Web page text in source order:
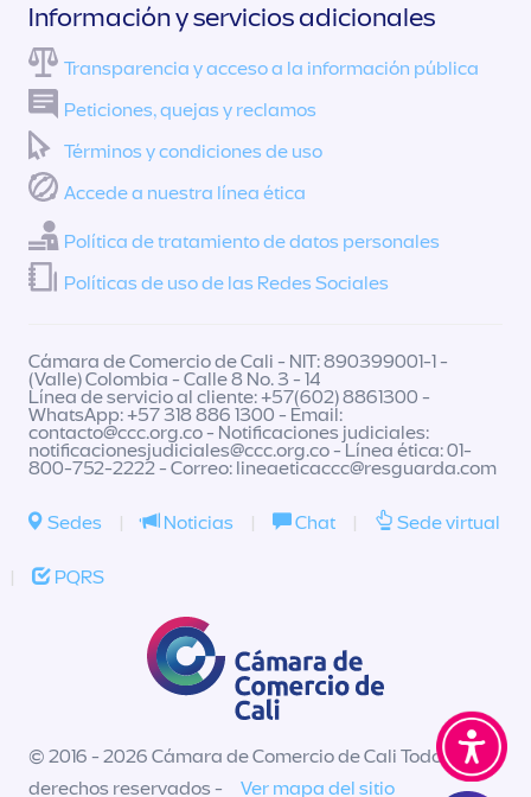
Información y servicios adicionales
Transparencia y acceso a la información pública
Peticiones, quejas y reclamos
Términos y condiciones de uso
Accede a nuestra línea ética
Política de tratamiento de datos personales
Políticas de uso de las Redes Sociales
Cámara de Comercio de Cali - NIT: 890399001-1 -
(Valle) Colombia - Calle 8 No. 3 - 14
Línea de servicio al cliente: +57(602) 8861300 -
WhatsApp: +57 318 886 1300 - Email:
contacto@ccc.org.co- Notificaciones judiciales:
notificacionesjudiciales@ccc.org.co- Línea ética: 01-
800-752-2222 - Correo: lineaeticaccc@resguarda.com
Sedes | Noticias | Chat | Sede virtual
| PQRS
© 2016 - 2026 Cámara de Comercio de Cali Todos los
derechos reservados -
Ver mapa del sitio